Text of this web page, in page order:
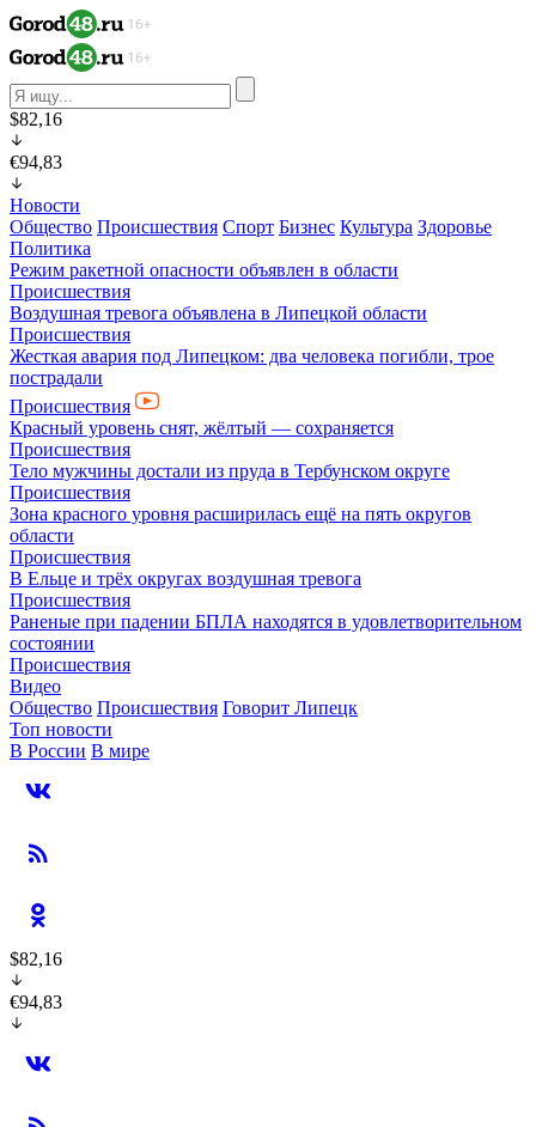
$82,16
€94,83
Новости
Общество Происшествия Спорт Бизнес Культура Здоровье
Политика
Режим ракетной опасности объявлен в области
Происшествия
Воздушная тревога объявлена в Липецкой области
Происшествия
Жесткая авария под Липецком: два человека погибли, трое
пострадали
Происшествия
Красный уровень снят, жёлтый — сохраняется
Происшествия
Тело мужчины достали из пруда в Тербунском округе
Происшествия
Зона красного уровня расширилась ещё на пять округов
области
Происшествия
В Ельце и трёх округах воздушная тревога
Происшествия
Раненые при падении БПЛА находятся в удовлетворительном
состоянии
Происшествия
Видео
Общество Происшествия Говорит Липецк
Топ новости
В России В мире
$82,16
€94,83